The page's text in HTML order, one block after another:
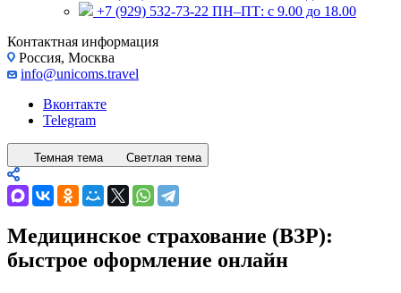
+7 (929) 532-73-22 ПН–ПТ: с 9.00 до 18.00
Контактная информация
Россия, Москва
info@unicoms.travel
Вконтакте
Telegram
Темная тема Светлая тема
Медицинское страхование (ВЗР):
быстрое оформление онлайн